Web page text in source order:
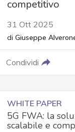
competitivo
31 Ott 2025
di Giuseppe
Condividi
WHITE PAPER
5G FWA: la
scalabile e